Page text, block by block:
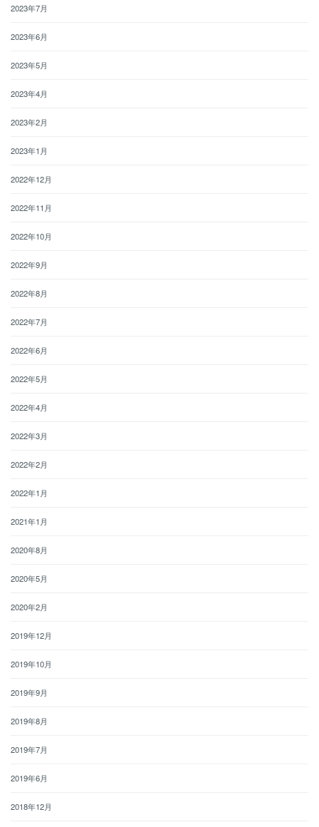
2023年7月
2023年6月
2023年5月
2023年4月
2023年2月
2023年1月
2022年12月
2022年11月
2022年10月
2022年9月
2022年8月
2022年7月
2022年6月
2022年5月
2022年4月
2022年3月
2022年2月
2022年1月
2021年1月
2020年8月
2020年5月
2020年2月
2019年12月
2019年10月
2019年9月
2019年8月
2019年7月
2019年6月
2018年12月